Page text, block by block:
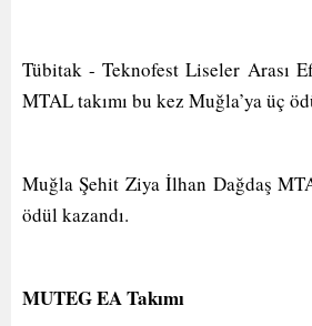
Tübitak - Teknofest Liseler Arası
MTAL takımı bu kez Muğla’ya üç
Muğla Şehit Ziya İlhan Dağdaş
ödül kazandı.
MUTEG EA Takımı